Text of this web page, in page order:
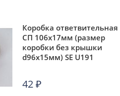
Коробка ответвительная
СП 106х17мм (размер
коробки без крышки
d96х15мм) SE U191
42₽